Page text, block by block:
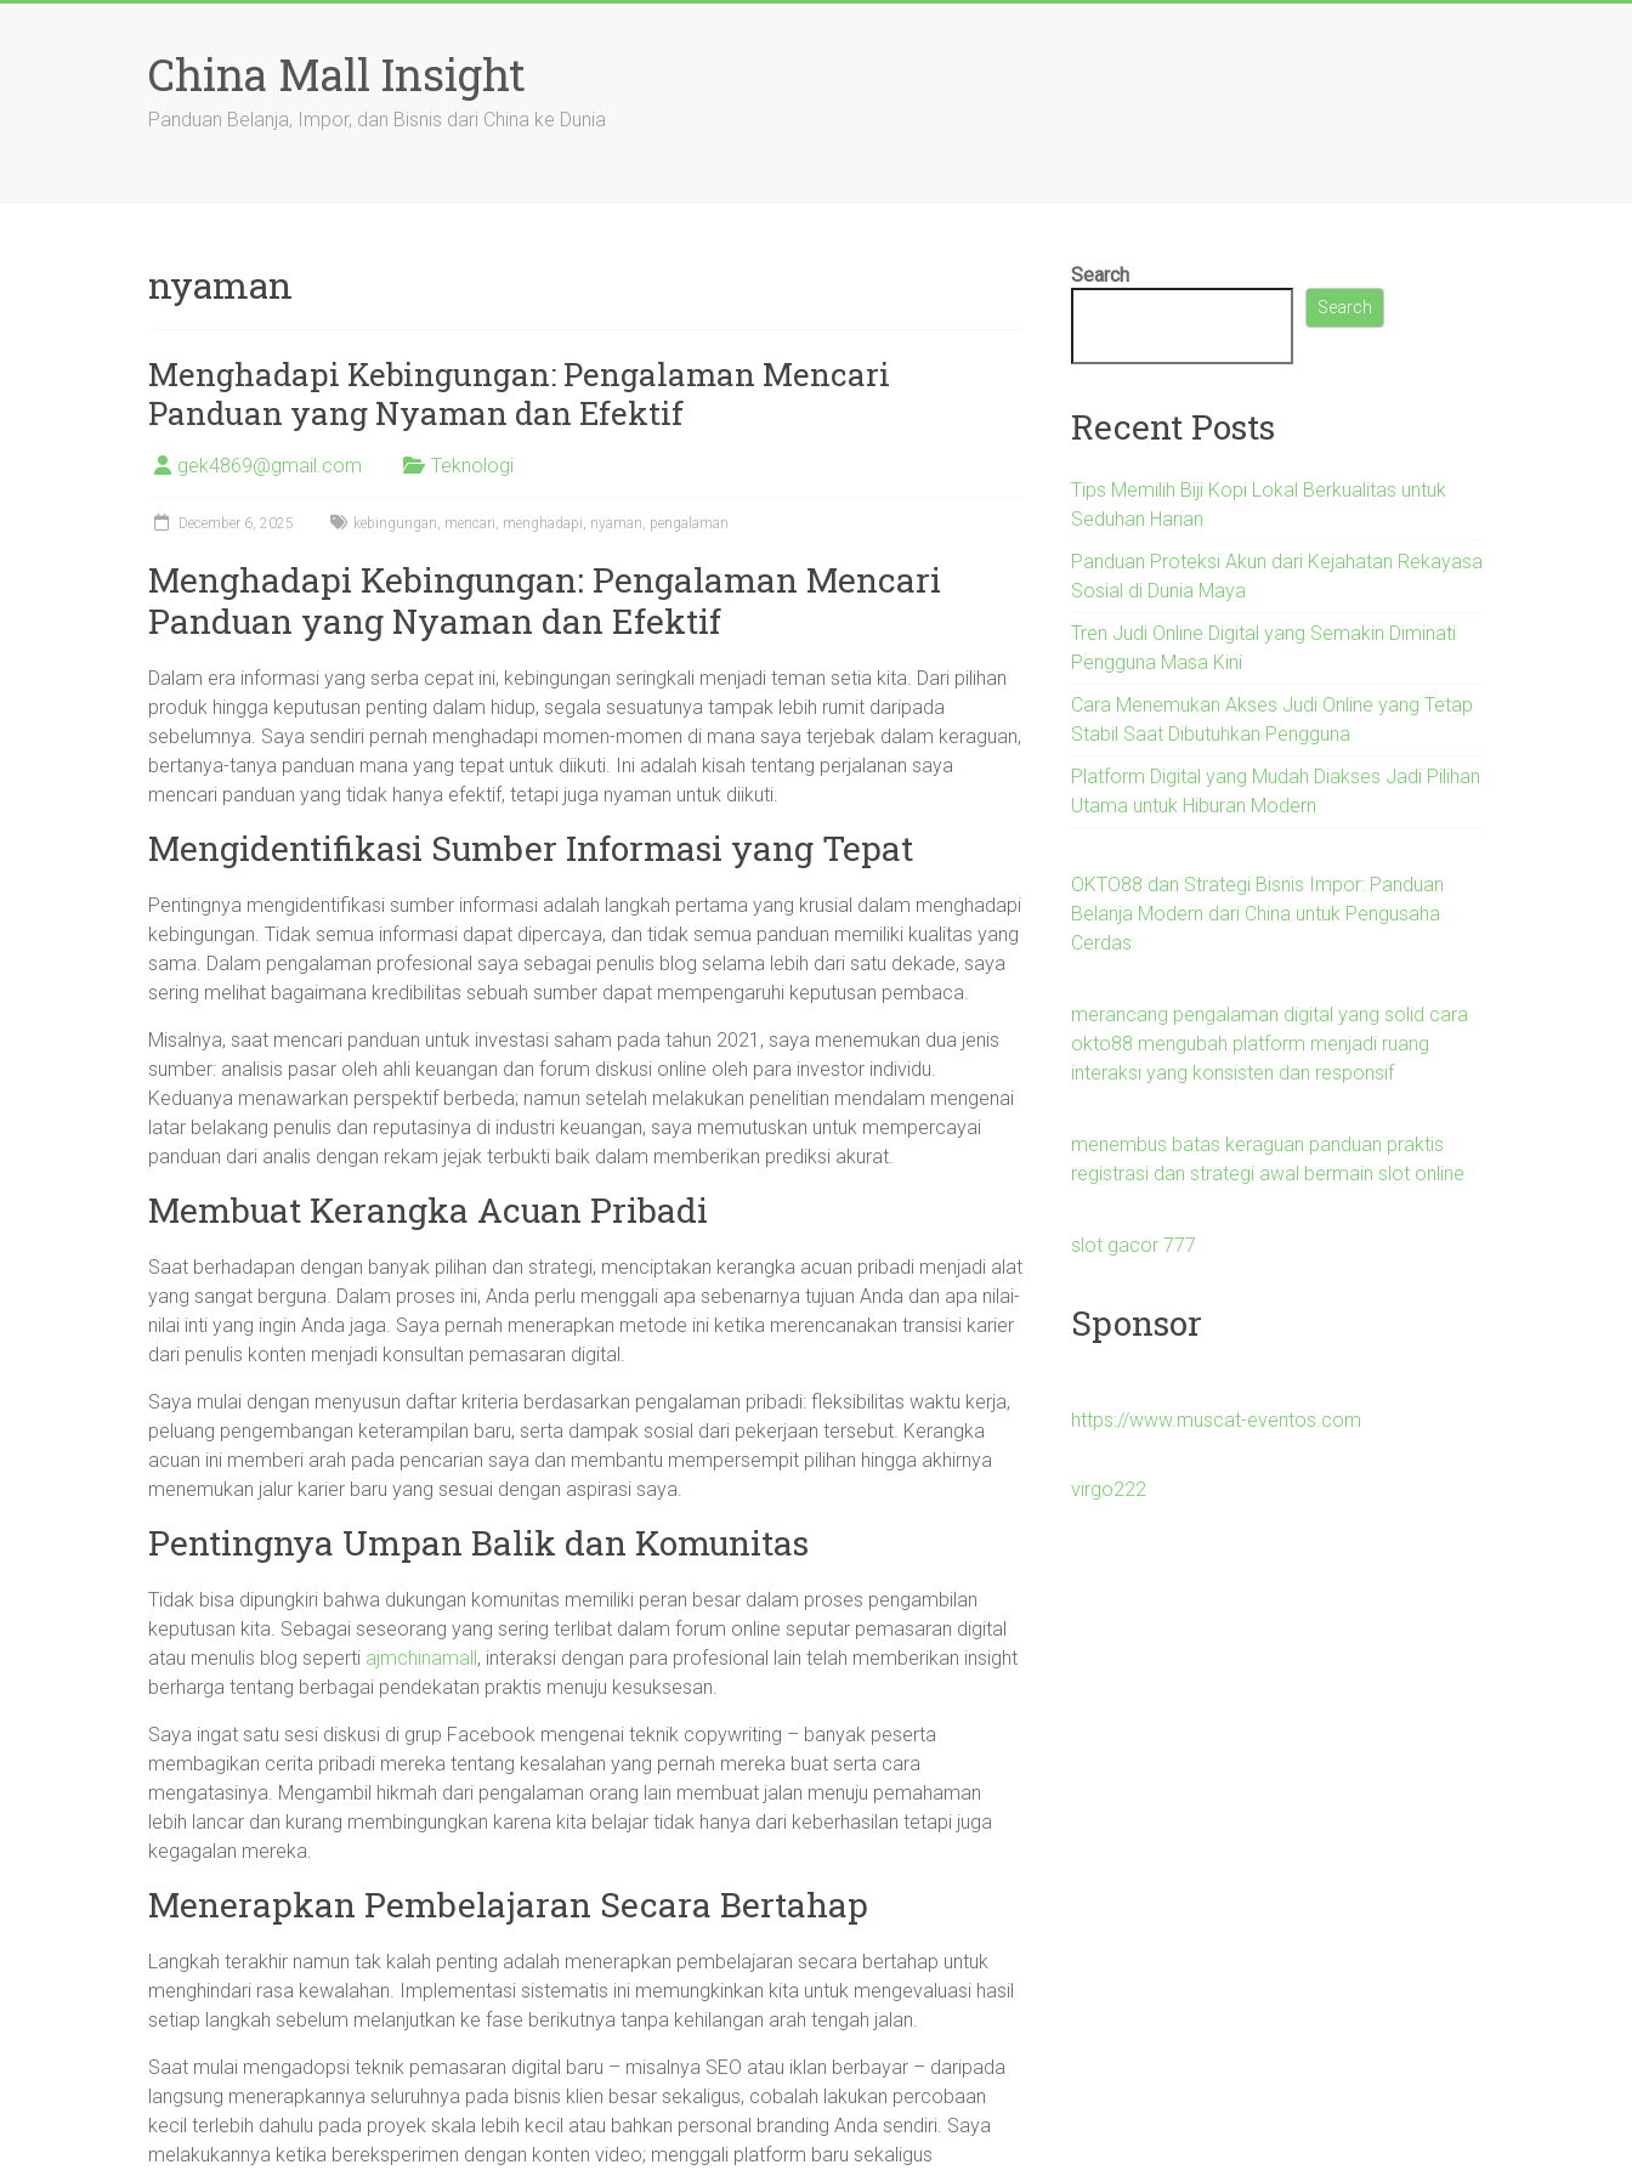
China Mall Insight
Panduan Belanja, Impor, dan Bisnis dari China ke Dunia
nyaman
Menghadapi Kebingungan: Pengalaman Mencari
Panduan yang Nyaman dan Efektif
gek4869@gmail.com Teknologi
December 6, 2025 kebingungan, mencari, menghadapi, nyaman, pengalaman
Menghadapi Kebingungan: Pengalaman Mencari
Panduan yang Nyaman dan Efektif
Dalam era informasi yang serba cepat ini, kebingungan seringkali menjadi teman setia kita. Dari pilihan
produk hingga keputusan penting dalam hidup, segala sesuatunya tampak lebih rumit daripada
sebelumnya. Saya sendiri pernah menghadapi momen-momen di mana saya terjebak dalam keraguan,
bertanya-tanya panduan mana yang tepat untuk diikuti. Ini adalah kisah tentang perjalanan saya
mencari panduan yang tidak hanya efektif, tetapi juga nyaman untuk diikuti.
Mengidentifikasi Sumber Informasi yang Tepat
Pentingnya mengidentifikasi sumber informasi adalah langkah pertama yang krusial dalam menghadapi
kebingungan. Tidak semua informasi dapat dipercaya, dan tidak semua panduan memiliki kualitas yang
sama. Dalam pengalaman profesional saya sebagai penulis blog selama lebih dari satu dekade, saya
sering melihat bagaimana kredibilitas sebuah sumber dapat mempengaruhi keputusan pembaca.
Misalnya, saat mencari panduan untuk investasi saham pada tahun 2021, saya menemukan dua jenis
sumber: analisis pasar oleh ahli keuangan dan forum diskusi online oleh para investor individu.
Keduanya menawarkan perspektif berbeda; namun setelah melakukan penelitian mendalam mengenai
latar belakang penulis dan reputasinya di industri keuangan, saya memutuskan untuk mempercayai
panduan dari analis dengan rekam jejak terbukti baik dalam memberikan prediksi akurat.
Membuat Kerangka Acuan Pribadi
Saat berhadapan dengan banyak pilihan dan strategi, menciptakan kerangka acuan pribadi menjadi alat
yang sangat berguna. Dalam proses ini, Anda perlu menggali apa sebenarnya tujuan Anda dan apa nilai-
nilai inti yang ingin Anda jaga. Saya pernah menerapkan metode ini ketika merencanakan transisi karier
dari penulis konten menjadi konsultan pemasaran digital.
Saya mulai dengan menyusun daftar kriteria berdasarkan pengalaman pribadi: fleksibilitas waktu kerja,
peluang pengembangan keterampilan baru, serta dampak sosial dari pekerjaan tersebut. Kerangka
acuan ini memberi arah pada pencarian saya dan membantu mempersempit pilihan hingga akhirnya
menemukan jalur karier baru yang sesuai dengan aspirasi saya.
Pentingnya Umpan Balik dan Komunitas
Tidak bisa dipungkiri bahwa dukungan komunitas memiliki peran besar dalam proses pengambilan
keputusan kita. Sebagai seseorang yang sering terlibat dalam forum online seputar pemasaran digital
atau menulis blog seperti ajmchinamall, interaksi dengan para profesional lain telah memberikan insight
berharga tentang berbagai pendekatan praktis menuju kesuksesan.
Saya ingat satu sesi diskusi di grup Facebook mengenai teknik copywriting – banyak peserta
membagikan cerita pribadi mereka tentang kesalahan yang pernah mereka buat serta cara
mengatasinya. Mengambil hikmah dari pengalaman orang lain membuat jalan menuju pemahaman
lebih lancar dan kurang membingungkan karena kita belajar tidak hanya dari keberhasilan tetapi juga
kegagalan mereka.
Menerapkan Pembelajaran Secara Bertahap
Langkah terakhir namun tak kalah penting adalah menerapkan pembelajaran secara bertahap untuk
menghindari rasa kewalahan. Implementasi sistematis ini memungkinkan kita untuk mengevaluasi hasil
setiap langkah sebelum melanjutkan ke fase berikutnya tanpa kehilangan arah tengah jalan.
Saat mulai mengadopsi teknik pemasaran digital baru – misalnya SEO atau iklan berbayar – daripada
langsung menerapkannya seluruhnya pada bisnis klien besar sekaligus, cobalah lakukan percobaan
kecil terlebih dahulu pada proyek skala lebih kecil atau bahkan personal branding Anda sendiri. Saya
melakukannya ketika bereksperimen dengan konten video; menggali platform baru sekaligus
Search
Search
Recent Posts
Tips Memilih Biji Kopi Lokal Berkualitas untuk
Seduhan Harian
Panduan Proteksi Akun dari Kejahatan Rekayasa
Sosial di Dunia Maya
Tren Judi Online Digital yang Semakin Diminati
Pengguna Masa Kini
Cara Menemukan Akses Judi Online yang Tetap
Stabil Saat Dibutuhkan Pengguna
Platform Digital yang Mudah Diakses Jadi Pilihan
Utama untuk Hiburan Modern
OKTO88 dan Strategi Bisnis Impor: Panduan
Belanja Modern dari China untuk Pengusaha
Cerdas
merancang pengalaman digital yang solid cara
okto88 mengubah platform menjadi ruang
interaksi yang konsisten dan responsif
menembus batas keraguan panduan praktis
registrasi dan strategi awal bermain slot online
slot gacor 777
Sponsor
https://www.muscat-eventos.com
virgo222